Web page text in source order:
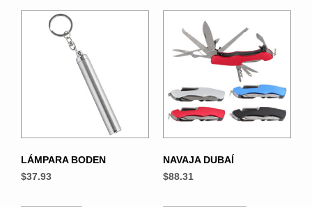
LÁMPARA BODEN
$37.93
NAVAJA DUBAÍ
$88.31